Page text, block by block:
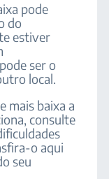
pode
do
estiver
ser o
local.
mais baixa a
consulte
o aqui
seu